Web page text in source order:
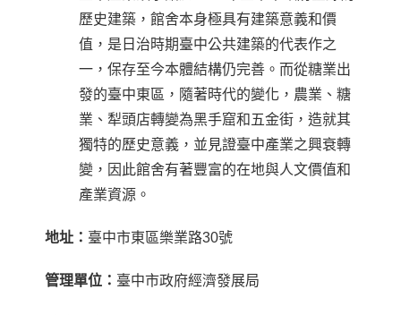
歷史建築，館舍本身極具有建築意義和價
值，是日治時期臺中公共建築的代表作之
一，保存至今本體結構仍完善。而從糖業出
發的臺中東區，隨著時代的變化，農業、糖
業、犁頭店轉變為黑手窟和五金街，造就其
獨特的歷史意義，並見證臺中產業之興衰轉
變，因此館舍有著豐富的在地與人文價值和
產業資源。
地址： 臺中市東區樂業路30號
管理單位： 臺中市政府經濟發展局